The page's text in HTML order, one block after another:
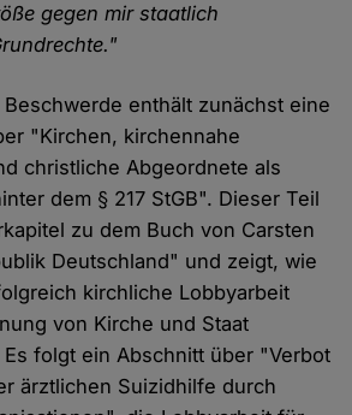
gegen mir staatlich
enthält zunächst eine
"Kirchen, kirchennahe
christliche Abgeordnete als
dem § 217 StGB". Dieser Teil
zu dem Buch von Carsten
Deutschland" und zeigt, wie
kirchliche Lobbyarbeit
von Kirche und Staat
folgt ein Abschnitt über "Verbot
ärztlichen Suizidhilfe durch